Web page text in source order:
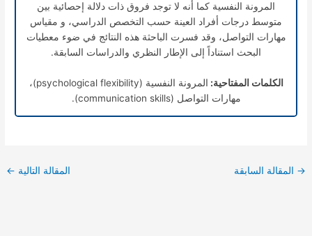
المرونة النفسية كما أنه لا توجد فروق ذات دلالة إحصائية بين
متوسط درجات أفراد العينة حسب التخصص الدراسي، و مقياس
مهارات التواصل، وقد فسرت الباحثة هذه النتائج في ضوء معطيات
البحث استناداً إلى الإطار النظري والدراسات السابقة.
الكلمات المفتاحية:
المرونة النفسية (psychological flexibility)،
مهارات التواصل (communication skills).
→ المقالة السابقة المقالة التالية ←